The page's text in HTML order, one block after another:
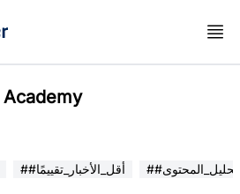
Academy
##أقل_الأخبار_تقييمًا ##تحليل_المحتوى